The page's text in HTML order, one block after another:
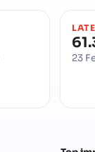
23